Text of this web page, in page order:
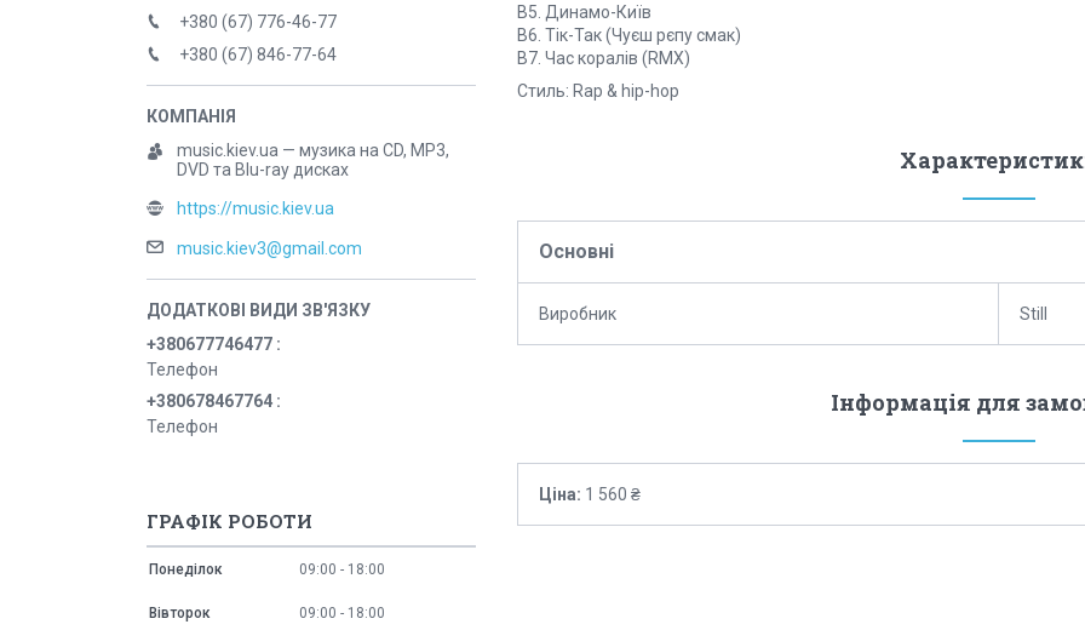
B5. Динамо-Київ
B6. Тік-Так (Чуєш рєпу смак)
B7. Час коралів (RMX)
Стиль: Rap & hip-hop
Основні
Виробник Still
Інформація для
Ціна: 1 560 ₴
+380 (67) 776-46-77
+380 (67) 846-77-64
music.kiev.ua — музика на CD, MP3,
DVD та Blu-ray дисках
https://music.kiev.ua
music.kiev3@gmail.com
+380677746477
Телефон
+380678467764
Телефон
ГРАФІК РОБОТИ
Понеділок 09:00 18:00
Вівторок 09:00 18:00